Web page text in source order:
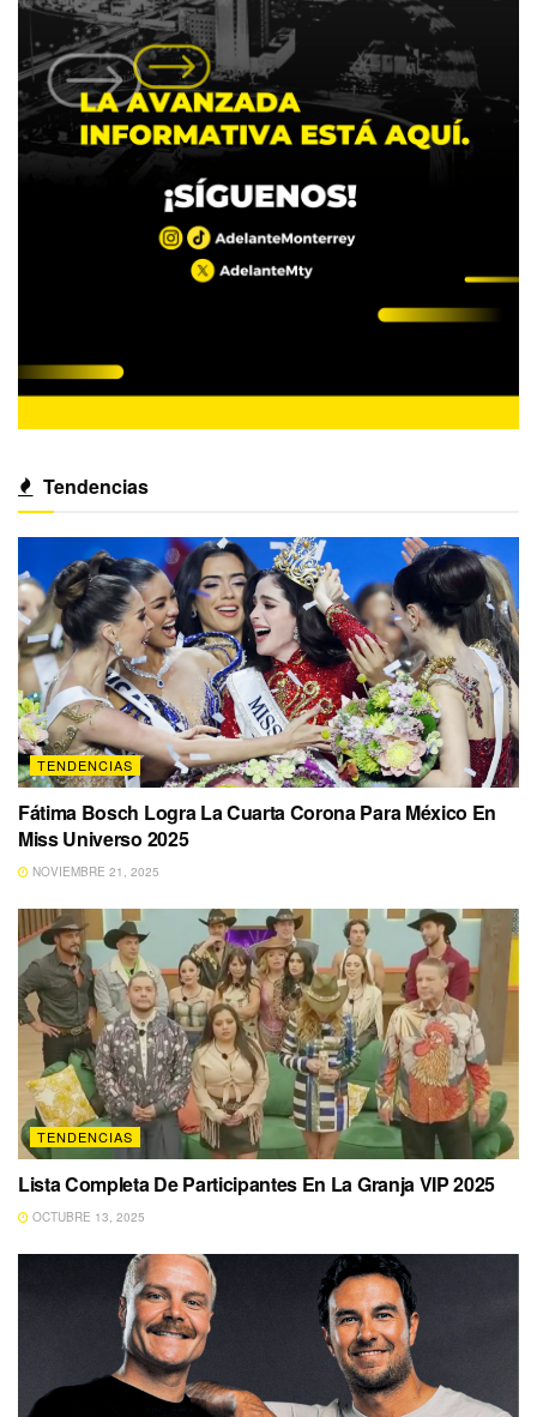
Tendencias
TENDENCIAS
Fátima Bosch Logra La Cuarta Corona Para México En
Miss Universo 2025
NOVIEMBRE 21, 2025
TENDENCIAS
Lista Completa De Participantes En La Granja VIP 2025
OCTUBRE 13, 2025